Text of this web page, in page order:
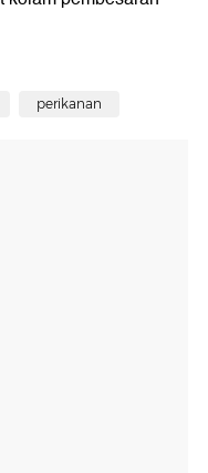
perikanan